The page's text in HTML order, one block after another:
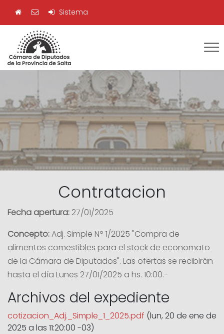
Sistema
Contratacion
Fecha apertura: 27/01/2025
Concepto:Adj. Simple Nº 1/2025 "Compra de
alimentos comestibles para el stock de economato
de la Cámara de Diputados". Las ofertas se recibirán
hasta el día Lunes 27/01/2025 a hs. 10:00.-
Archivos del expediente
cotizacion_Adj._Simple_1_2025.pdf (lun, 20 de ene de
2025 a las 11:20:00 -03)